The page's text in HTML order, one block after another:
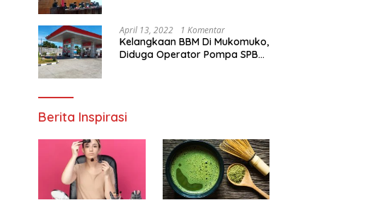
April 13, 2022 1 Komentar
Kelangkaan BBM Di Mukomuko,
Diduga Operator Pompa SPBU
Berita Inspirasi